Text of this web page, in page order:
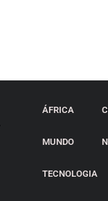
ÁFRICA
MUNDO
TECNOLOGIA